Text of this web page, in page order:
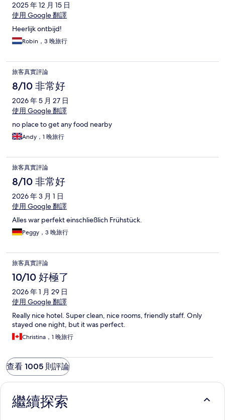
2025 年 12 月 15 日
使用 Google 翻譯
Heerlijk ontbijd!
Robin，3 晚旅行
旅客真實評論
8/10 非常好
2026 年 5 月 27 日
使用 Google 翻譯
no place to get any food nearby
Andy，1 晚旅行
旅客真實評論
8/10 非常好
2026 年 3 月 1 日
使用 Google 翻譯
Alles war perfekt einschließlich Frühstück.
Peggy，3 晚旅行
旅客真實評論
10/10 好極了
2026 年 1 月 29 日
使用 Google 翻譯
Really nice hotel. Super clean, nice rooms, friendly staff. Only
stayed one night, but it was perfect.
Christina，1 晚旅行
查看 1005 則評論
繼續探索